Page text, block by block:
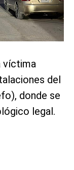
víctima
del
donde se
legal.